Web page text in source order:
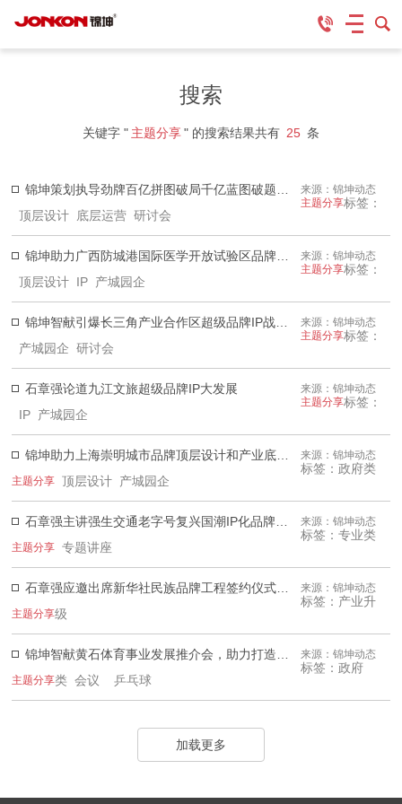
搜索
关键字 " 主题分享" 的搜索结果共有 25 条
锦坤策划执导劲牌百亿拼图破局千亿蓝图破题战略研讨会 来源：锦坤动态
标签：
主题分享
顶层设计 底层运营 研讨会
锦坤助力广西防城港国际医学开放试验区品牌顶层设计 来源：锦坤动态
标签：
主题分享
顶层设计 IP 产城园企
锦坤智献引爆长三角产业合作区超级品牌IP战略研讨会 来源：锦坤动态
标签：
主题分享
产城园企 研讨会
石章强论道九江文旅超级品牌IP大发展 来源：锦坤动态
标签：
主题分享
IP 产城园企
锦坤助力上海崇明城市品牌顶层设计和产业底层运营 来源：锦坤动态
标签：政府类
主题分享 顶层设计 产城园企
石章强主讲强生交通老字号复兴国潮IP化品牌顶层设计专题培训 来源：锦坤动态
标签：专业类
主题分享 专题讲座
石章强应邀出席新华社民族品牌工程签约仪式并受聘担任余村全球品牌专家委员 来源：锦坤动态
标签：产业升
级
主题分享
锦坤智献黄石体育事业发展推介会，助力打造黄石全国体育产业新高地 来源：锦坤动态
标签：政府
类 会议
主题分享 乒乓球
加载更多